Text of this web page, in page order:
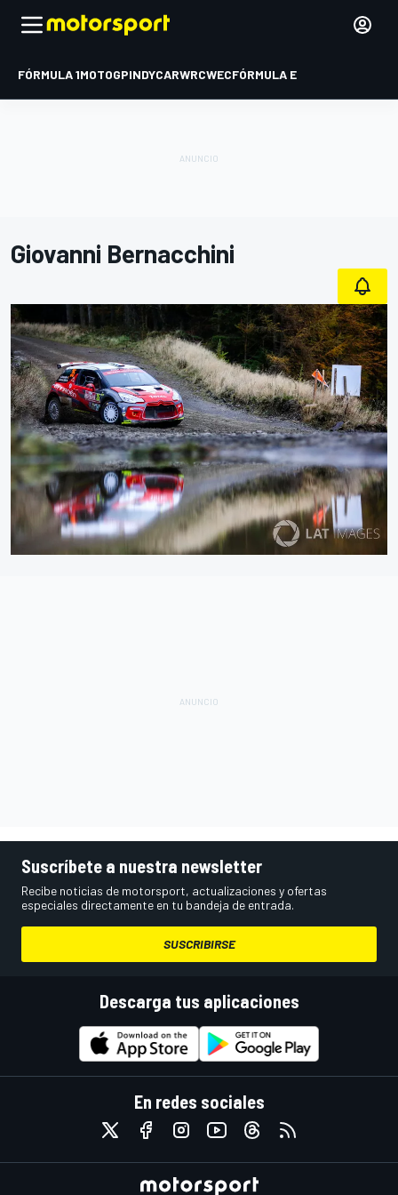
FÓRMULA 1MOTOGPINDYCARWRCWECFÓRMULA E
Giovanni Bernacchini
Suscríbete a nuestra newsletter
Recibe noticias de motorsport, actualizaciones y ofertas
especiales directamente en tu bandeja de entrada.
SUSCRIBIRSE
Descarga tus aplicaciones
En redes sociales